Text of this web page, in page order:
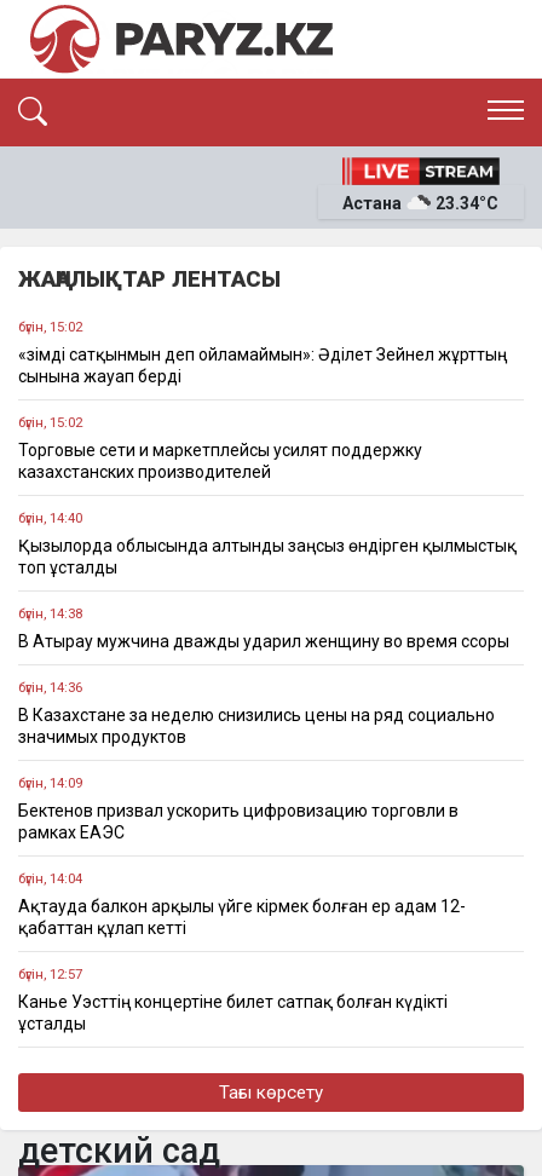
ЭКОНОМИКА
ОҚИҒА
Астана 23.34°C
ЖАҢАЛЫҚТАР ЛЕНТАСЫ
бүгін, 15:02
«Өзімді сатқынмын деп ойламаймын»: Әділет Зейнел жұрттың
сынына жауап берді
бүгін, 15:02
Торговые сети и маркетплейсы усилят поддержку
казахстанских производителей
бүгін, 14:40
Қызылорда облысында алтынды заңсыз өндірген қылмыстық
топ ұсталды
бүгін, 14:38
В Атырау мужчина дважды ударил женщину во время ссоры
бүгін, 14:36
В Казахстане за неделю снизились цены на ряд социально
значимых продуктов
бүгін, 14:09
Бектенов призвал ускорить цифровизацию торговли в
рамках ЕАЭС
бүгін, 14:04
Ақтауда балкон арқылы үйге кірмек болған ер адам 12-
қабаттан құлап кетті
бүгін, 12:57
Канье Уэсттің концертіне билет сатпақ болған күдікті
ұсталды
бүгін, 12:35
«Всё произошло без моего согласия»: в суде зачитали
бүгін, 12:03
Тағы көрсету
детский сад